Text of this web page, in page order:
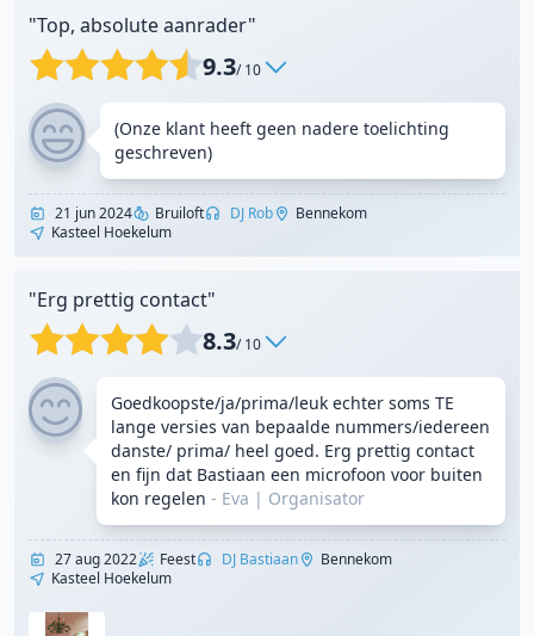
"Top, absolute aanrader"
9.3/ 10
(Onze klant heeft geen nadere toelichting
geschreven)
21 jun 2024 Bruiloft DJ Rob
Bennekom
Kasteel Hoekelum
"Erg prettig contact"
8.3/ 10
Goedkoopste/ja/prima/leuk echter soms TE
lange versies van bepaalde nummers/iedereen
danste/ prima/ heel goed. Erg prettig contact
en fijn dat Bastiaan een microfoon voor buiten
kon regelen - Eva | Organisator
27 aug 2022 Feest DJ Bastiaan
Bennekom
Kasteel Hoekelum